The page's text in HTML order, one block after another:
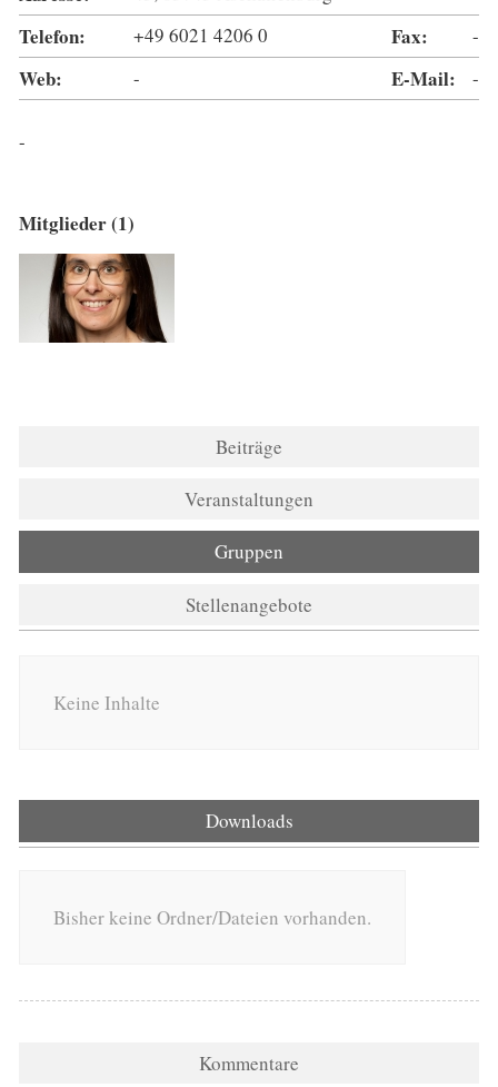
Telefon: +49 6021 4206 0 Fax: -
Web: - E-Mail: -
-
Mitglieder (1)
Beiträge
Veranstaltungen
Gruppen
Stellenangebote
Keine Inhalte
Downloads
Bisher keine Ordner/Dateien vorhanden.
Kommentare